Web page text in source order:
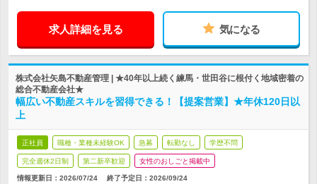
求人詳細を見る 気になる
株式会社矢島不動産管理 | ★40年以上続く練馬・世田谷に根付く地域密着の
総合不動産会社★
幅広い不動産スキルを習得できる！【提案営業】★年休120日以
上
正社員 職種・業種未経験OK 急募 転勤なし 学歴不問
完全週休2日制 第二新卒歓迎 女性のおしごと掲載中
情報更新日：2026/07/24 終了予定日： 2026/09/24